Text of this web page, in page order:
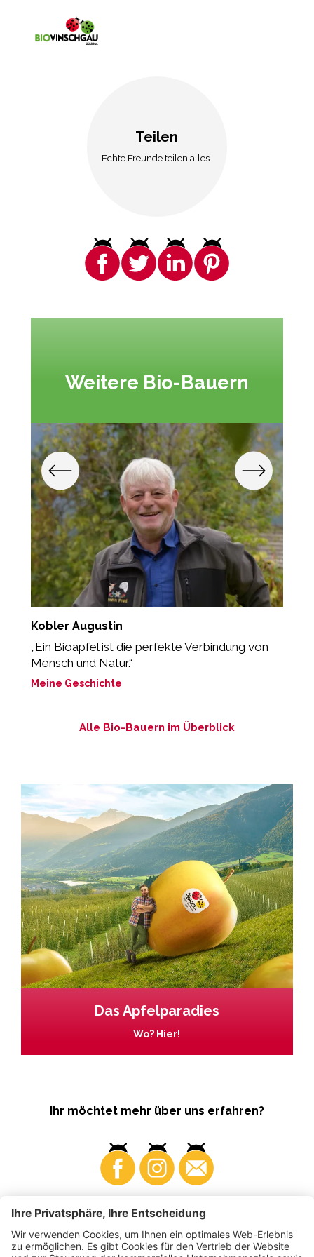
Teilen
Echte Freunde teilen alles.
Weitere Bio-Bauern
Kobler Augustin
„Ein Bioapfel ist die perfekte Verbindung von
Mensch und Natur.“
Meine Geschichte
Alle Bio-Bauern im Überblick
Das Apfelparadies
Wo? Hier!
Ihr möchtet mehr über uns erfahren?
Business Produzenten